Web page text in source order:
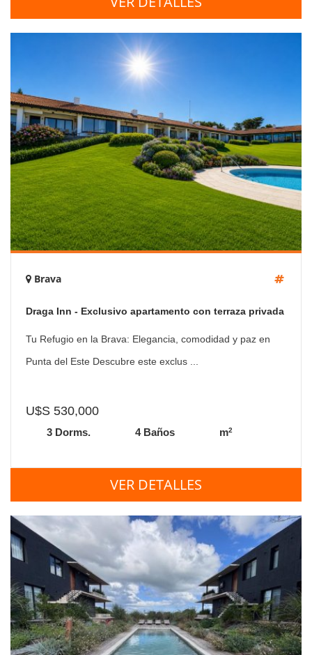
Brava
Draga Inn - Exclusivo apartamento con terraza privada
y vista al mar
Tu Refugio en la Brava: Elegancia, comodidad y paz en
Punta del Este Descubre este exclus ...
U$S 530,000
3 Dorms. 4 Baños m2
VER DETALLES